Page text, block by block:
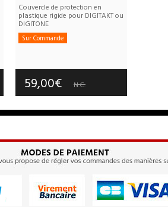
Couvercle de protection en
plastique rigide pour DIGITAKT ou
DIGITONE
Sur Commande
Garantie :3 an(s)
59,00€ N.C.